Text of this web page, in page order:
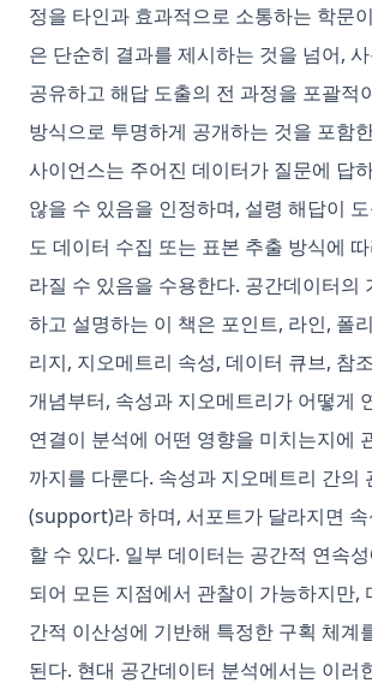
정을 타인과 효과적으로 소통하는 학문
은 단순히 결과를 제시하는 것을 넘어,
공유하고 해답 도출의 전 과정을 포괄적
방식으로 투명하게 공개하는 것을 포함
사이언스는 주어진 데이터가 질문에 답
않을 수 있음을 인정하며, 설령 해답이
도 데이터 수집 또는 표본 추출 방식에
라질 수 있음을 수용한다. 공간데이터의
하고 설명하는 이 책은 포인트, 라인, 폴
리지, 지오메트리 속성, 데이터 큐브, 참
개념부터, 속성과 지오메트리가 어떻게
연결이 분석에 어떤 영향을 미치는지에
까지를 다룬다. 속성과 지오메트리 간의
(support)라 하며, 서포트가 달라지면 속
할 수 있다. 일부 데이터는 공간적 연속
되어 모든 지점에서 관찰이 가능하지만,
간적 이산성에 기반해 특정한 구획 체계
된다. 현대 공간데이터 분석에서는 이러